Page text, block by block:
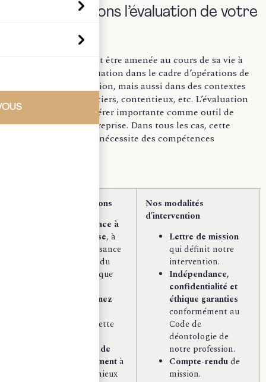
Nous sécurisons l’évaluation de votre
entreprise :
Votre entreprise peut être amenée au cours de sa vie à
procéder à une évaluation dans le cadre d’opérations de
cession et d’acquisition, mais aussi dans des contextes
successoraux, financiers, contentieux, etc. L’évaluation
peut également s’avérer importante comme outil de
gestion de votre entreprise. Dans tous les cas, cette
opération complexe nécessite des compétences
Nos recommandations
Faites confiance à
notre expertise, à
notre connaissance
du marché et du
tissu économique
Ne sous-estimez
nécessaire à cette
Soyez assuré de
notre engagementà
défendre au mieux
Nos modalités
d’intervention
Lettre de mission
qui définit notre
intervention.
Indépendance,
confidentialité et
éthique garanties
conformément au
Code de
déontologie de
notre profession.
Compte-rendude
mission.